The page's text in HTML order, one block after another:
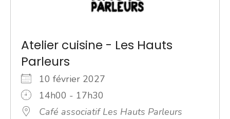
Atelier cuisine - Les Hauts
Parleurs
10 février 2027
14h00 - 17h30
Café associatif Les Hauts Parleurs